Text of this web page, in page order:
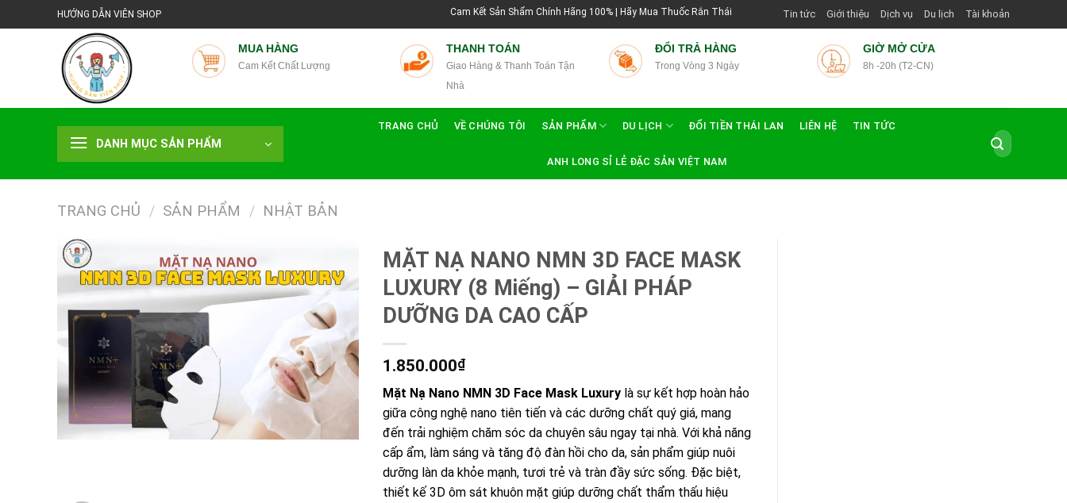
đến
HƯỚNG DẪN VIÊN SHOP Cam Kết Sản Shẩm Chính Hãng 100% | Hãy Mua Thuốc Rắn Thái Lan Tại Hướng Dẫn Viên Shop | Với Giá Tốt Nhất
Tin tức Giới thiệu Dịch vụ Du lịch Tài khoản
MUA HÀNG
Cam Kết Chất Lượng
THANH TOÁN
Giao Hàng & Thanh Toán Tận
Nhà
ĐỔI TRẢ HÀNG
Trong Vòng 3 Ngày
GIỜ MỞ CỬA
8h -20h (T2-CN)
DANH MỤC SẢN PHẨM
TRANG CHỦ VỀ CHÚNG TÔI SẢN PHẨM DU LỊCH ĐỔI TIỀN THÁI LAN LIÊN HỆ TIN TỨC
ANH LONG SỈ LẺ ĐẶC SẢN VIỆT NAM
Tìm
kiếm:
TRANG CHỦ / SẢN PHẨM / NHẬT BẢN
MẶT NẠ NANO NMN 3D FACE MASK
LUXURY (8 Miếng) – GIẢI PHÁP
DƯỠNG DA CAO CẤP
1.850.000₫
Mặt Nạ Nano NMN 3D Face Mask Luxury là sự kết hợp hoàn hảo
giữa công nghệ nano tiên tiến và các dưỡng chất quý giá, mang
đến trải nghiệm chăm sóc da chuyên sâu ngay tại nhà. Với khả năng
cấp ẩm, làm sáng và tăng độ đàn hồi cho da, sản phẩm giúp nuôi
dưỡng làn da khỏe mạnh, tươi trẻ và tràn đầy sức sống. Đặc biệt,
thiết kế 3D ôm sát khuôn mặt giúp dưỡng chất thẩm thấu hiệu